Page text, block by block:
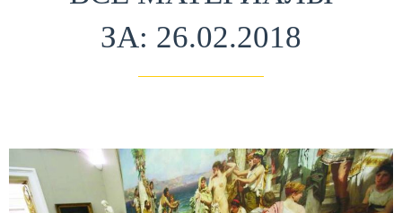
ЗА: 26.02.2018